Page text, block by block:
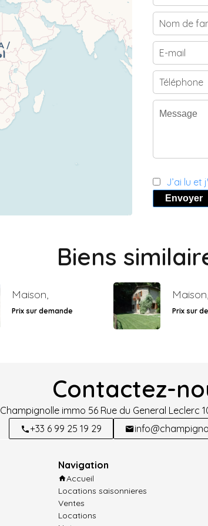
J’ai lu et
Envoyer
Biens
Maison,
Prix sur demande
Maison,
Prix sur
Contactez-
Champignolle immo 56 Rue du General Leclerc
+33 6 99 25 19 29
Navigation
Accueil
Locations saisonnieres
Ventes
Locations